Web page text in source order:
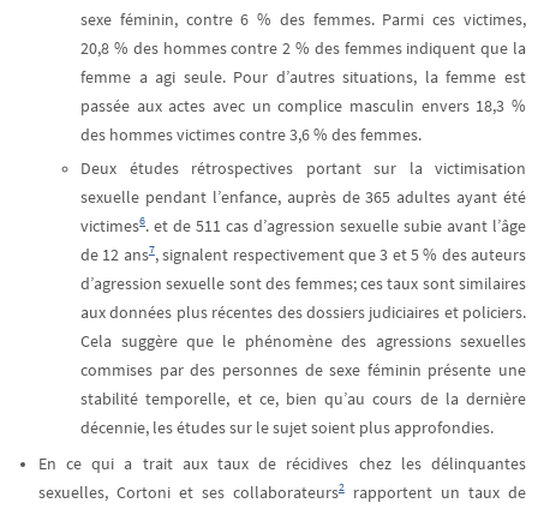
sexe féminin, contre 6 % des femmes. Parmi ces victimes,
20,8 % des hommes contre 2 % des femmes indiquent que la
femme a agi seule. Pour d’autres situations, la femme est
passée aux actes avec un complice masculin envers 18,3 %
des hommes victimes contre 3,6 % des femmes.
Deux études rétrospectives portant sur la victimisation
sexuelle pendant l’enfance, auprès de 365 adultes ayant été
victimes6. et de 511 cas d’agression sexuelle subie avant l’âge
de 12 ans7, signalent respectivement que 3 et 5 % des auteurs
d’agression sexuelle sont des femmes; ces taux sont similaires
aux données plus récentes des dossiers judiciaires et policiers.
Cela suggère que le phénomène des agressions sexuelles
commises par des personnes de sexe féminin présente une
stabilité temporelle, et ce, bien qu’au cours de la dernière
décennie, les études sur le sujet soient plus approfondies.
En ce qui a trait aux taux de récidives chez les délinquantes
sexuelles, Cortoni et ses collaborateurs2rapportent un taux de